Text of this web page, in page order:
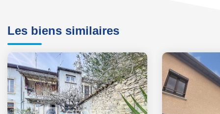
Les biens similaires